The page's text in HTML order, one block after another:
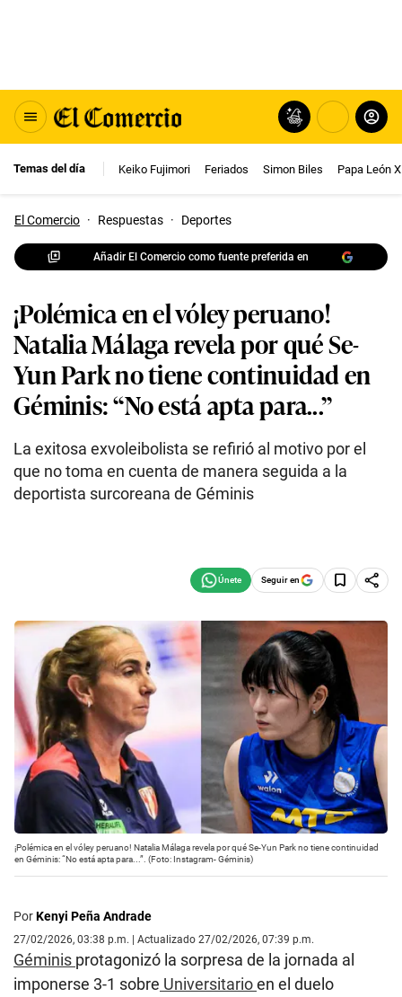
Temas del día Keiko Fujimori Feriados Simon Biles Papa León
El Comercio · Respuestas · Deportes
Añadir El Comercio como fuente preferida en
¡Polémica en el vóley peruano!
Natalia Málaga revela por qué Se-
Yun Park no tiene continuidad en
Géminis: “No está apta para...”
La exitosa exvoleibolista se refirió al motivo por el
que no toma en cuenta de manera seguida a la
deportista surcoreana de Géminis
Seguir en
¡Polémica en el vóley peruano! Natalia Málaga revela por qué Se-Yun Park no tiene continuidad
en Géminis: “No está apta para...”. (Foto: Instagram- Géminis)
PorKenyi Peña Andrade
27/02/2026, 03:38 p.m. | Actualizado 27/02/2026, 07:39 p.m.
Géminis protagonizó la sorpresa de la jornada al
imponerse 3-1 sobre Universitarioen el duelo